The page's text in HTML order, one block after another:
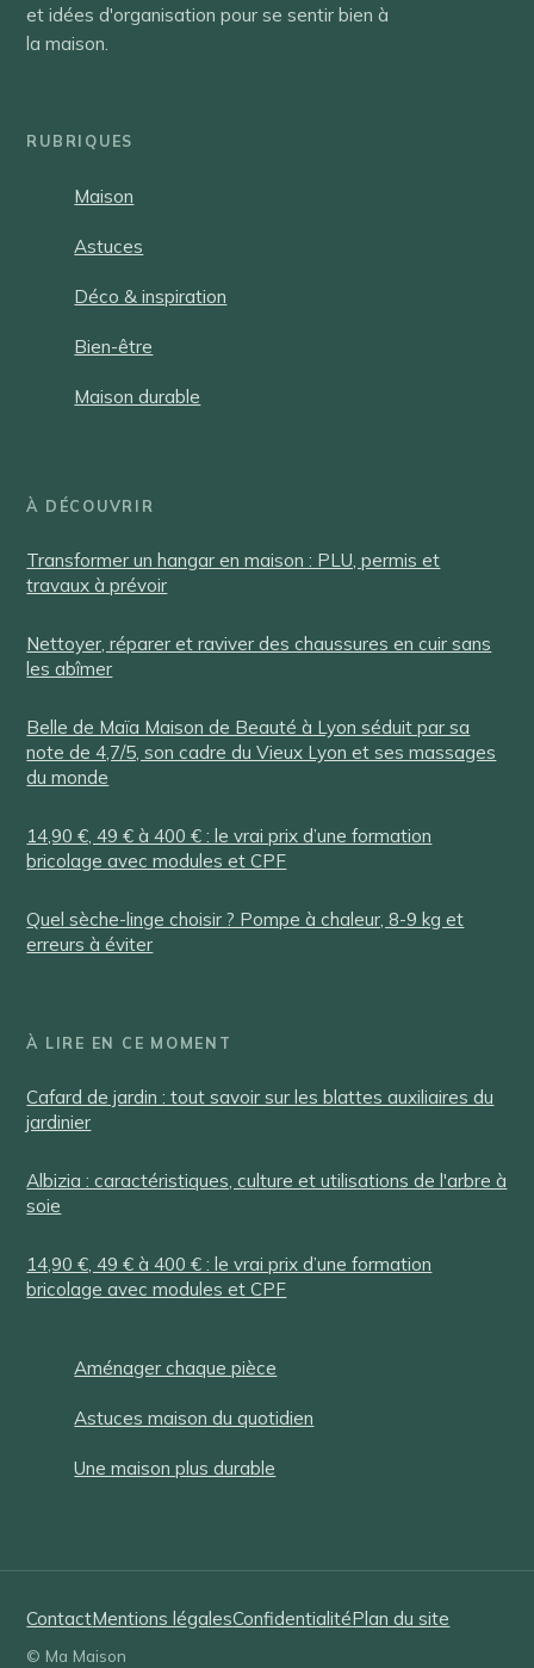
et idées d'organisation pour se sentir bien à
la maison.
RUBRIQUES
Maison
Astuces
Déco & inspiration
Bien-être
Maison durable
À DÉCOUVRIR
Transformer un hangar en maison : PLU, permis et
travaux à prévoir
Nettoyer, réparer et raviver des chaussures en cuir sans
les abîmer
Belle de Maïa Maison de Beauté à Lyon séduit par sa
note de 4,7/5, son cadre du Vieux Lyon et ses massages
du monde
14,90 €, 49 € à 400 € : le vrai prix d’une formation
bricolage avec modules et CPF
Quel sèche-linge choisir ? Pompe à chaleur, 8-9 kg et
erreurs à éviter
À LIRE EN CE MOMENT
Cafard de jardin : tout savoir sur les blattes auxiliaires du
jardinier
Albizia : caractéristiques, culture et utilisations de l'arbre à
soie
14,90 €, 49 € à 400 € : le vrai prix d’une formation
bricolage avec modules et CPF
Aménager chaque pièce
Astuces maison du quotidien
Une maison plus durable
ContactMentions légalesConfidentialitéPlan du site
© Ma Maison